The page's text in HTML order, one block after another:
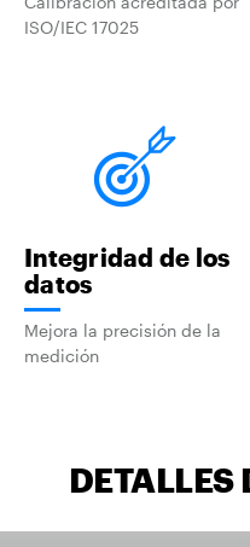
ISO/IEC 17025
Integridad de los
datos
Mejora la precisión de la
medición
DETALLES